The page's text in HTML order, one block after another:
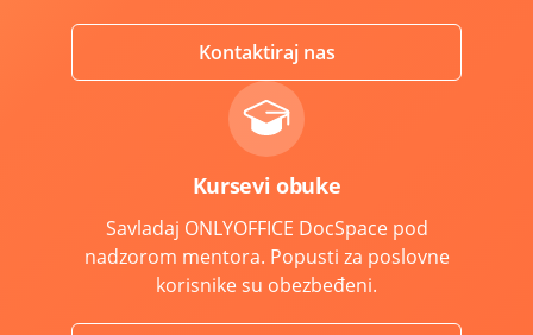
Kontaktiraj nas
Kursevi obuke
Savladaj ONLYOFFICE DocSpace pod
nadzorom mentora. Popusti za poslovne
korisnike su obezbeđeni.